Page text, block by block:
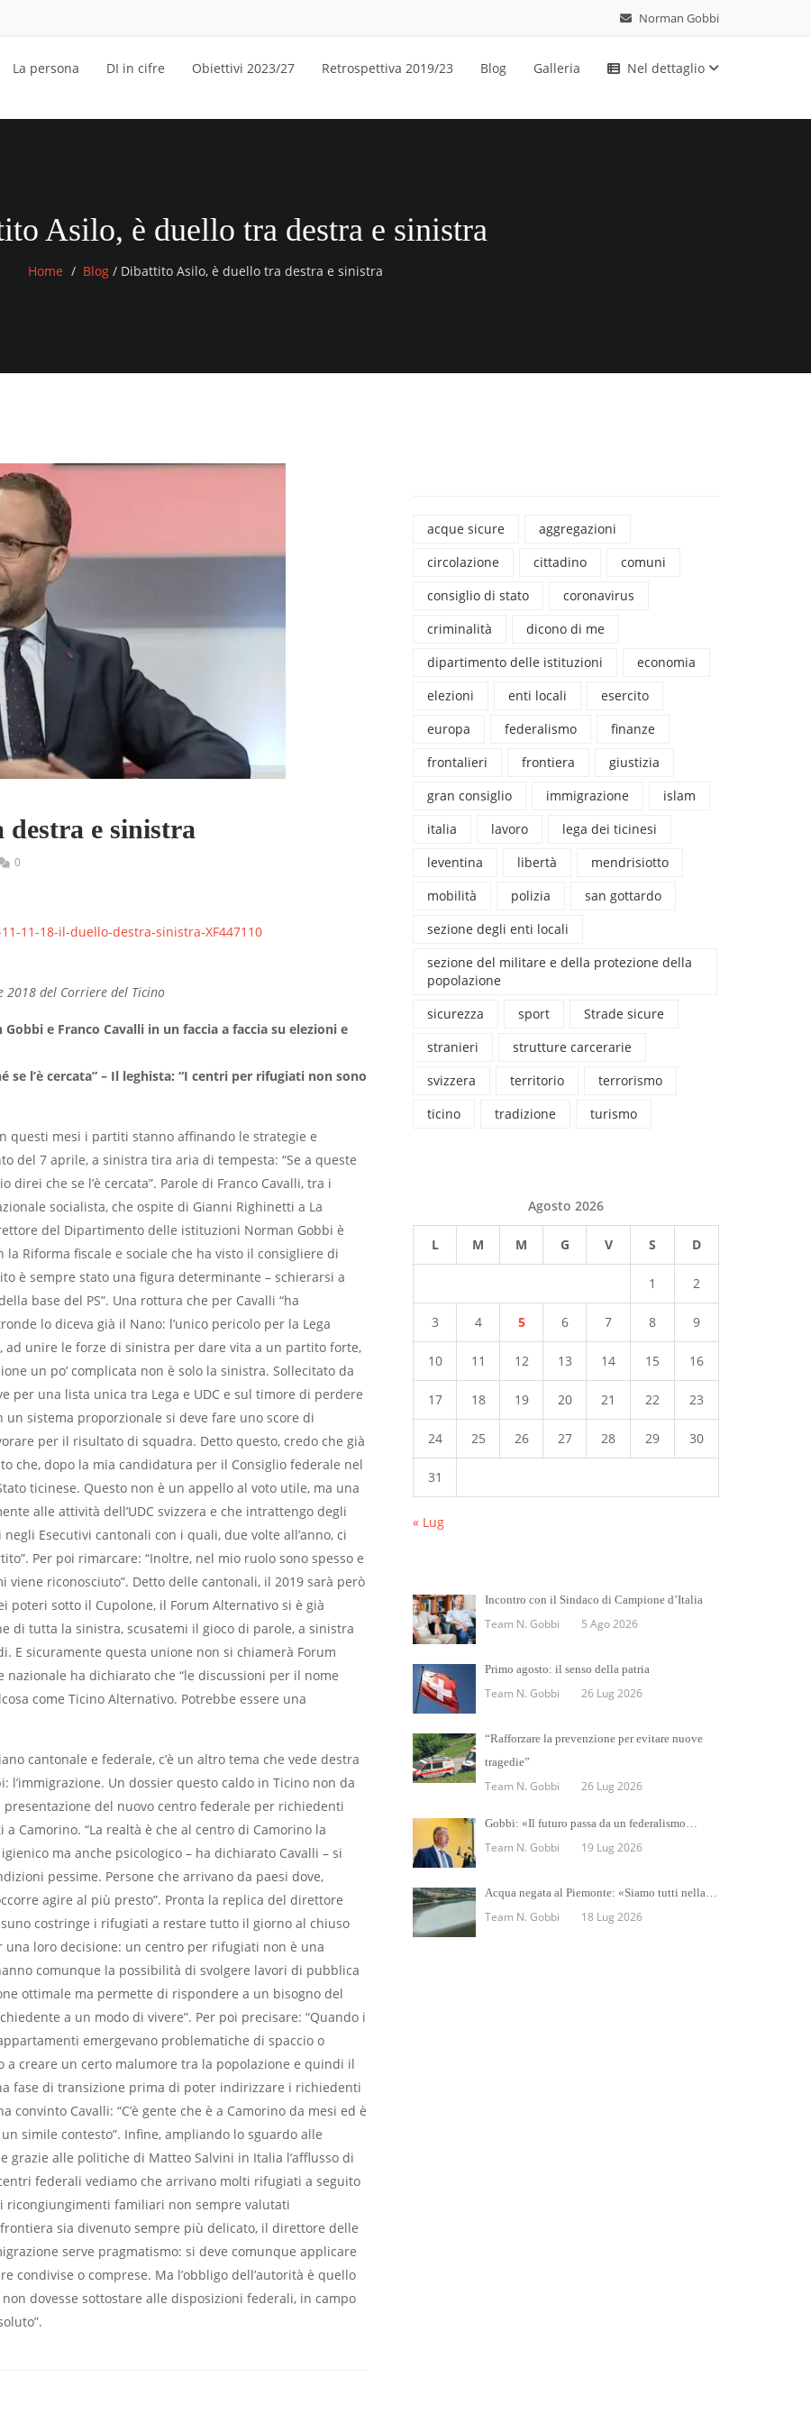
Norman Gobbi
La persona DI in cifre Obiettivi 2023/27 Retrospettiva 2019/23 Blog Galleria Nel dettaglio
Asilo, è duello tra destra e sinistra
Home Blog / Dibattito Asilo, è duello tra destra e sinistra
e sinistra
0
11-18-il-duello-destra-sinistra-XF447110
2018 del Corriere del Ticino
e Franco Cavalli in un faccia a faccia su elezioni e
se l’è cercata” – Il leghista: “I centri per rifugiati non sono
questi mesi i partiti stanno affinando le strategie e
del 7 aprile, a sinistra tira aria di tempesta: “Se a queste
che se l’è cercata”. Parole di Franco Cavalli, tra i
socialista, che ospite di Gianni Righinetti a La
del Dipartimento delle istituzioni Norman Gobbi è
Riforma fiscale e sociale che ha visto il consigliere di
è sempre stato una figura determinante – schierarsi a
base del PS”. Una rottura che per Cavalli “ha
lo diceva già il Nano: l’unico pericolo per la Lega
ad unire le forze di sinistra per dare vita a un partito forte,
un po’ complicata non è solo la sinistra. Sollecitato da
una lista unica tra Lega e UDC e sul timore di perdere
un sistema proporzionale si deve fare uno score di
per il risultato di squadra. Detto questo, credo che già
che, dopo la mia candidatura per il Consiglio federale nel
ticinese. Questo non è un appello al voto utile, ma una
alle attività dell’UDC svizzera e che intrattengo degli
Esecutivi cantonali con i quali, due volte all’anno, ci
Per poi rimarcare: “Inoltre, nel mio ruolo sono spesso e
riconosciuto”. Detto delle cantonali, il 2019 sarà però
poteri sotto il Cupolone, il Forum Alternativo si è già
di tutta la sinistra, scusatemi il gioco di parole, a sinistra
E sicuramente questa unione non si chiamerà Forum
nazionale ha dichiarato che “le discussioni per il nome
come Ticino Alternativo. Potrebbe essere una
cantonale e federale, c’è un altro tema che vede destra
Un dossier questo caldo in Ticino non da
del nuovo centro federale per richiedenti
Camorino. “La realtà è che al centro di Camorino la
ma anche psicologico – ha dichiarato Cavalli – si
pessime. Persone che arrivano da paesi dove,
agire al più presto”. Pronta la replica del direttore
costringe i rifugiati a restare tutto il giorno al chiuso
una loro decisione: un centro per rifugiati non è una
comunque la possibilità di svolgere lavori di pubblica
ottimale ma permette di rispondere a un bisogno del
a un modo di vivere”. Per poi precisare: “Quando i
emergevano problematiche di spaccio o
creare un certo malumore tra la popolazione e quindi il
fase di transizione prima di poter indirizzare i richiedenti
Cavalli: “C’è gente che è a Camorino da mesi ed è
simile contesto”. Infine, ampliando lo sguardo alle
grazie alle politiche di Matteo Salvini in Italia l’afflusso di
federali vediamo che arrivano molti rifugiati a seguito
ricongiungimenti familiari non sempre valutati
sia divenuto sempre più delicato, il direttore delle
serve pragmatismo: si deve comunque applicare
condivise o comprese. Ma l’obbligo dell’autorità è quello
dovesse sottostare alle disposizioni federali, in campo
acque sicure
aggregazioni
circolazione
cittadino
comuni
consiglio di stato
coronavirus
criminalità
dicono di me
dipartimento delle istituzioni
economia
elezioni
enti locali
esercito
europa
federalismo
finanze
frontalieri
frontiera
giustizia
gran consiglio
immigrazione
islam
italia
lavoro
lega dei ticinesi
leventina
libertà
mendrisiotto
mobilità
polizia
san gottardo
sezione degli enti locali
sezione del militare e della protezione della
popolazione
sicurezza
sport
Strade sicure
stranieri
strutture carcerarie
svizzera
territorio
terrorismo
ticino
tradizione turismo
Agosto 2026
L M M G V S D
1 2
3 4 5 6 7 8 9
10 11 12 13 14 15 16
17 18 19 20 21 22 23
24 25 26 27 28 29 30
31
« Lug
Incontro con il Sindaco di Campione d’Italia
Team N. Gobbi 5 Ago 2026
Primo agosto: il senso della patria
Team N. Gobbi 26 Lug 2026
“Rafforzare la prevenzione per evitare nuove
tragedie”
Team N. Gobbi 26 Lug 2026
Gobbi: «Il futuro passa da un federalismo…
Team N. Gobbi 19 Lug 2026
Acqua negata al Piemonte: «Siamo tutti nella…
Team N. Gobbi 18 Lug 2026